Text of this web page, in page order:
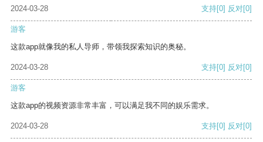
2024-03-28
支持[0] 反对[0]
游客
这款app就像我的私人导师，带领我探索知识的奥秘。
2024-03-28 支持[0] 反对[0]
游客
这款app的视频资源非常丰富，可以满足我不同的娱乐需求。
2024-03-28 支持[0] 反对[0]